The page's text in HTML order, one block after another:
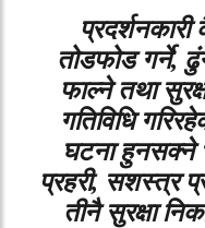
तोडफोड गर्ने,
फाल्ने तथा
गतिविधि
घटना हुनसक्ने
प्रहरी, सशस्त्र
तीनै सुरक्षा